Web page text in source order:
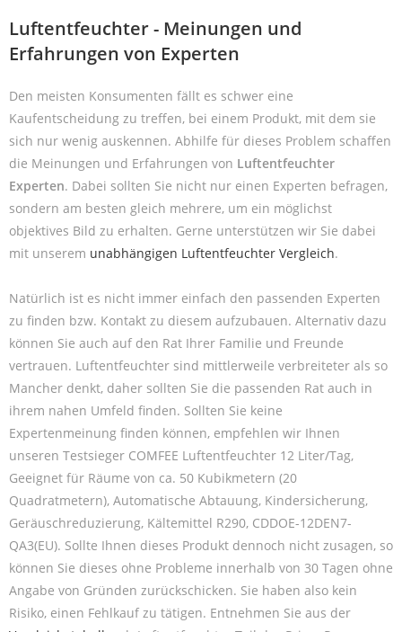
Luftentfeuchter - Meinungen und
Erfahrungen von Experten
Den meisten Konsumenten fällt es schwer eine
Kaufentscheidung zu treffen, bei einem Produkt, mit dem sie
sich nur wenig auskennen. Abhilfe für dieses Problem schaffen
die Meinungen und Erfahrungen von Luftentfeuchter
Experten. Dabei sollten Sie nicht nur einen Experten befragen,
sondern am besten gleich mehrere, um ein möglichst
objektives Bild zu erhalten. Gerne unterstützen wir Sie dabei
mit unserem unabhängigen Luftentfeuchter Vergleich.
Natürlich ist es nicht immer einfach den passenden Experten
zu finden bzw. Kontakt zu diesem aufzubauen. Alternativ dazu
können Sie auch auf den Rat Ihrer Familie und Freunde
vertrauen. Luftentfeuchter sind mittlerweile verbreiteter als so
Mancher denkt, daher sollten Sie die passenden Rat auch in
ihrem nahen Umfeld finden. Sollten Sie keine
Expertenmeinung finden können, empfehlen wir Ihnen
unseren Testsieger COMFEE Luftentfeuchter 12 Liter/Tag,
Geeignet für Räume von ca. 50 Kubikmetern (20
Quadratmetern), Automatische Abtauung, Kindersicherung,
Geräuschreduzierung, Kältemittel R290, CDDOE-12DEN7-
QA3(EU). Sollte Ihnen dieses Produkt dennoch nicht zusagen, so
können Sie dieses ohne Probleme innerhalb von 30 Tagen ohne
Angabe von Gründen zurückschicken. Sie haben also kein
Risiko, einen Fehlkauf zu tätigen. Entnehmen Sie aus der